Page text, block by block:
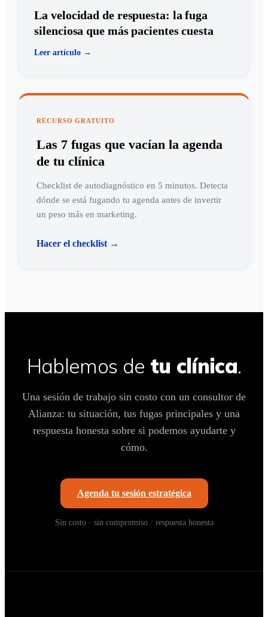
La velocidad de respuesta: la fuga
silenciosa que más pacientes cuesta
Leer artículo →
RECURSO GRATUITO
Las 7 fugas que vacían la agenda
de tu clínica
Checklist de autodiagnóstico en 5 minutos. Detecta
dónde se está fugando tu agenda antes de invertir
un peso más en marketing.
Hacer el checklist →
Hablemos de tu clínica.
Una sesión de trabajo sin costo con un consultor de
Alianza: tu situación, tus fugas principales y una
respuesta honesta sobre si podemos ayudarte y
cómo.
Agenda tu sesión estratégica
Sin costo · sin compromiso · respuesta honesta